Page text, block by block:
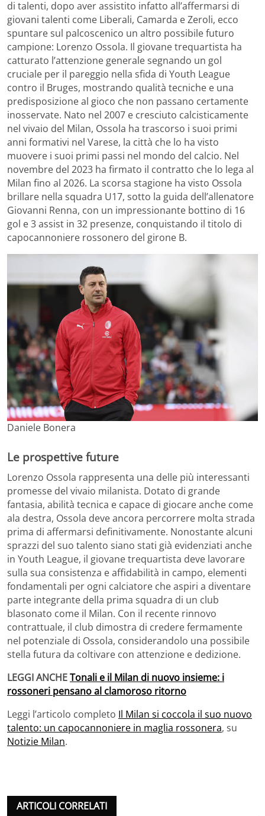
di talenti, dopo aver assistito infatto all’affermarsi di
giovani talenti come Liberali, Camarda e Zeroli, ecco
spuntare sul palcoscenico un altro possibile futuro
campione: Lorenzo Ossola. Il giovane trequartista ha
catturato l’attenzione generale segnando un gol
cruciale per il pareggio nella sfida di Youth League
contro il Bruges, mostrando qualità tecniche e una
predisposizione al gioco che non passano certamente
inosservate. Nato nel 2007 e cresciuto calcisticamente
nel vivaio del Milan, Ossola ha trascorso i suoi primi
anni formativi nel Varese, la città che lo ha visto
muovere i suoi primi passi nel mondo del calcio. Nel
novembre del 2023 ha firmato il contratto che lo lega al
Milan fino al 2026. La scorsa stagione ha visto Ossola
brillare nella squadra U17, sotto la guida dell’allenatore
Giovanni Renna, con un impressionante bottino di 16
gol e 3 assist in 32 presenze, conquistando il titolo di
capocannoniere rossonero del girone B.
Daniele Bonera
Le prospettive future
Lorenzo Ossola rappresenta una delle più interessanti
promesse del vivaio milanista. Dotato di grande
fantasia, abilità tecnica e capace di giocare anche come
ala destra, Ossola deve ancora percorrere molta strada
prima di affermarsi definitivamente. Nonostante alcuni
sprazzi del suo talento siano stati già evidenziati anche
in Youth League, il giovane trequartista deve lavorare
sulla sua consistenza e affidabilità in campo, elementi
fondamentali per ogni calciatore che aspiri a diventare
parte integrante della prima squadra di un club
blasonato come il Milan. Con il recente rinnovo
contrattuale, il club dimostra di credere fermamente
nel potenziale di Ossola, considerandolo una possibile
stella futura da coltivare con attenzione e dedizione.
LEGGI ANCHETonali e il Milan di nuovo insieme: i
rossoneri pensano al clamoroso ritorno
Leggi l’articolo completo Il Milan si coccola il suo nuovo
talento: un capocannoniere in maglia rossonera, su
Notizie Milan.
ARTICOLI CORRELATI